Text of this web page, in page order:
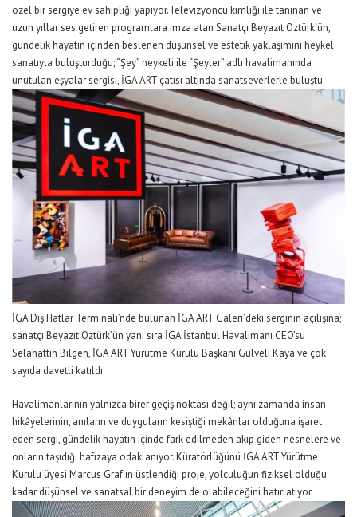
özel bir sergiye ev sahipliği yapıyor.Televizyoncu kimliği ile tanınan ve
uzun yıllar ses getiren programlara imza atan Sanatçı Beyazıt Öztürk’ün,
gündelik hayatın içinden beslenen düşünsel ve estetik yaklaşımını heykel
sanatıyla buluşturduğu;“Şey”heykeli ile “Şeyler” adlı havalimanında
unutulan eşyalarsergisi, İGA ART çatısı altında sanatseverlerle buluştu.
İGADış Hatlar Terminali’nde bulunan İGA ART Galeri’deki serginin açılışına;
sanatçı Beyazıt Öztürk’ün yanı sıra İGA İstanbul Havalimanı CEO’su
Selahattin Bilgen, İGA ART Yürütme Kurulu Başkanı Gülveli Kaya ve çok
sayıda davetli katıldı.
Havalimanlarının yalnızca birer geçiş noktası değil; aynı zamanda insan
hikâyelerinin, anıların ve duyguların kesiştiği mekânlar olduğuna işaret
eden sergi, gündelik hayatın içinde fark edilmeden akıp giden nesnelere ve
onların taşıdığı hafızaya odaklanıyor. Küratörlüğünü İGA ART Yürütme
Kurulu üyesi Marcus Graf’ın üstlendiği proje, yolculuğun fiziksel olduğu
kadar düşünsel ve sanatsal bir deneyim de olabileceğini hatırlatıyor.